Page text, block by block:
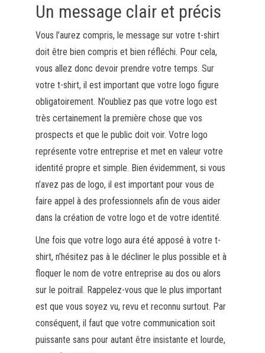
Un message clair et précis
Vous l’aurez compris, le message sur votre t-shirt
doit être bien compris et bien réfléchi. Pour cela,
vous allez donc devoir prendre votre temps. Sur
votre t-shirt, il est important que votre logo figure
obligatoirement. N’oubliez pas que votre logo est
très certainement la première chose que vos
prospects et que le public doit voir. Votre logo
représente votre entreprise et met en valeur votre
identité propre et simple. Bien évidemment, si vous
n’avez pas de logo, il est important pour vous de
faire appel à des professionnels afin de vous aider
dans la création de votre logo et de votre identité.
Une fois que votre logo aura été apposé à votre t-
shirt, n’hésitez pas à le décliner le plus possible et à
floquer le nom de votre entreprise au dos ou alors
sur le poitrail. Rappelez-vous que le plus important
est que vous soyez vu, revu et reconnu surtout. Par
conséquent, il faut que votre communication soit
puissante sans pour autant être insistante et lourde,